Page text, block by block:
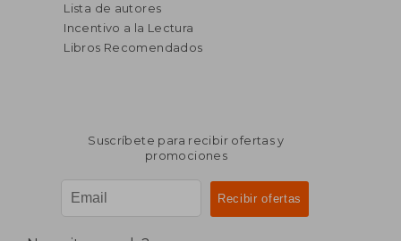
Lista de autores
Incentivo a la Lectura
Libros Recomendados
Suscríbete para recibir ofertas y
promociones